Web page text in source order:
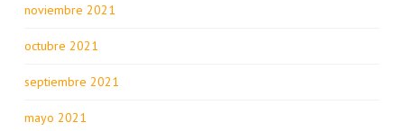
noviembre 2021
octubre 2021
septiembre 2021
mayo 2021